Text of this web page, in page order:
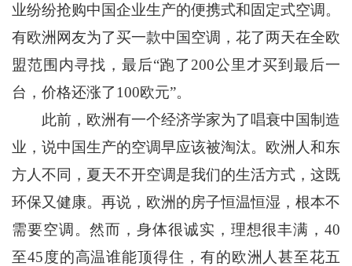
业纷纷抢购中国企业生产的便携式和固定式空调。
有欧洲网友为了买一款中国空调，花了两天在全欧
盟范围内寻找，最后“跑了200公里才买到最后一
台，价格还涨了100欧元”。
此前，欧洲有一个经济学家为了唱衰中国制造
业，说中国生产的空调早应该被淘汰。欧洲人和东
方人不同，夏天不开空调是我们的生活方式，这既
环保又健康。再说，欧洲的房子恒温恒湿，根本不
需要空调。然而，身体很诚实，理想很丰满，40
至45度的高温谁能顶得住，有的欧洲人甚至花五